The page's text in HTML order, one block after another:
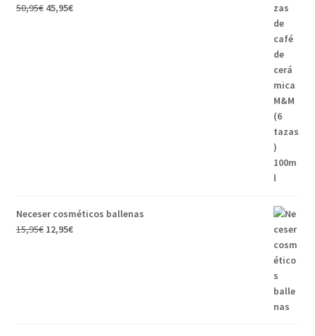
50,95€ 45,95€
Neceser cosméticos ballenas
15,95€ 12,95€